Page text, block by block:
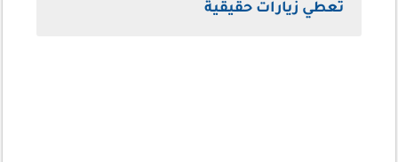
تعطي زيارات حقيقية